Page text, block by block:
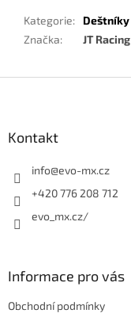
Kategorie:
Deštníky
Značka: JT Racing
Kontakt
info@evo-mx.cz
+420 776 208 712
evo_mx.cz/
Informace pro vás
Obchodní podmínky